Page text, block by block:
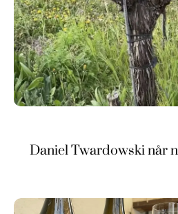
Daniel Twardowski når